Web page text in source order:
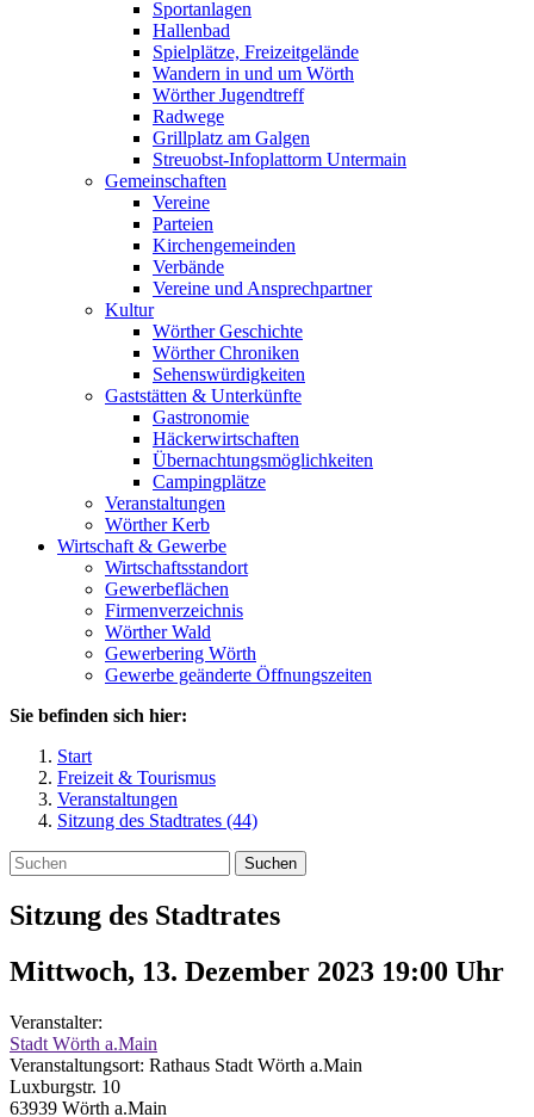
Sportanlagen
Hallenbad
Spielplätze, Freizeitgelände
Wandern in und um Wörth
Wörther Jugendtreff
Radwege
Grillplatz am Galgen
Streuobst-Infoplattorm Untermain
Gemeinschaften
Vereine
Parteien
Kirchengemeinden
Verbände
Vereine und Ansprechpartner
Kultur
Wörther Geschichte
Wörther Chroniken
Sehenswürdigkeiten
Gaststätten & Unterkünfte
Gastronomie
Häckerwirtschaften
Übernachtungsmöglichkeiten
Campingplätze
Veranstaltungen
Wörther Kerb
Wirtschaft & Gewerbe
Wirtschaftsstandort
Gewerbeflächen
Firmenverzeichnis
Wörther Wald
Gewerbering Wörth
Gewerbe geänderte Öffnungszeiten
Sie befinden sich hier:
Start
Freizeit & Tourismus
Veranstaltungen
Sitzung des Stadtrates (44)
Suchen
Sitzung des Stadtrates
Mittwoch, 13. Dezember 2023 19:00 Uhr
Veranstalter:
Stadt Wörth a.Main
Veranstaltungsort: Rathaus Stadt Wörth a.Main
Luxburgstr. 10
63939 Wörth a.Main